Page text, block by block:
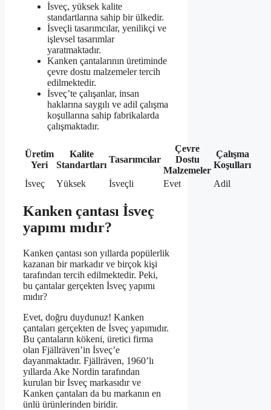
İsveç, yüksek kalite
standartlarına sahip bir ülkedir.
İsveçli tasarımcılar, yenilikçi ve
işlevsel tasarımlar
yaratmaktadır.
Kanken çantalarının üretiminde
çevre dostu malzemeler tercih
edilmektedir.
İsveç’te çalışanlar, insan
haklarına saygılı ve adil çalışma
koşullarına sahip fabrikalarda
çalışmaktadır.
Üretim
Yeri
Kalite
Standartları
Tasarımcılar
Çevre
Dostu
Malzemeler
Çalışma
Koşulları
İsveç
Yüksek İsveçli Evet Adil
Kanken çantası İsveç
yapımı mıdır?
Kanken çantası son yıllarda popülerlik
kazanan bir markadır ve birçok kişi
tarafından tercih edilmektedir. Peki,
bu çantalar gerçekten İsveç yapımı
mıdır?
Evet, doğru duydunuz! Kanken
çantaları gerçekten de İsveç yapımıdır.
Bu çantaların kökeni, üretici firma
olan Fjällräven’in İsveç’e
dayanmaktadır. Fjällräven, 1960’lı
yıllarda Ake Nordin tarafından
kurulan bir İsveç markasıdır ve
Kanken çantaları da bu markanın en
ünlü ürünlerinden biridir.